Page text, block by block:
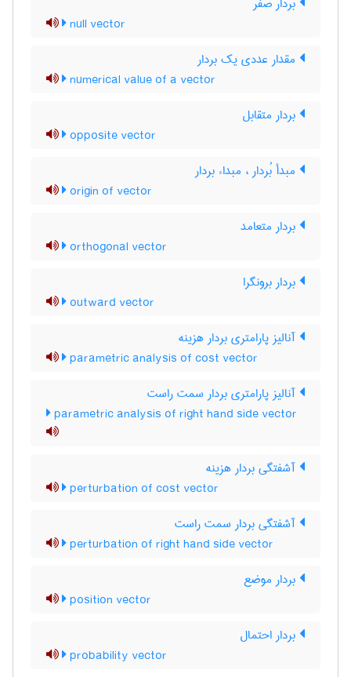
null vector
مقدار عددی یک بردار
numerical value of a vector
بردار متقابل
opposite vector
مبدأ بُردار ، مبداء بردار
origin of vector
بردار متعامد
orthogonal vector
بردار برونگرا
outward vector
آنالیز پارامتری بردار هزینه
parametric analysis of cost vector
آنالیز پارامتری بردار سمت راست
parametric analysis of right hand side vector
آشفتگی بردار هزینه
perturbation of cost vector
آشفتگی بردار سمت راست
perturbation of right hand side vector
بردار موضع
position vector
بردار احتمال
probability vector